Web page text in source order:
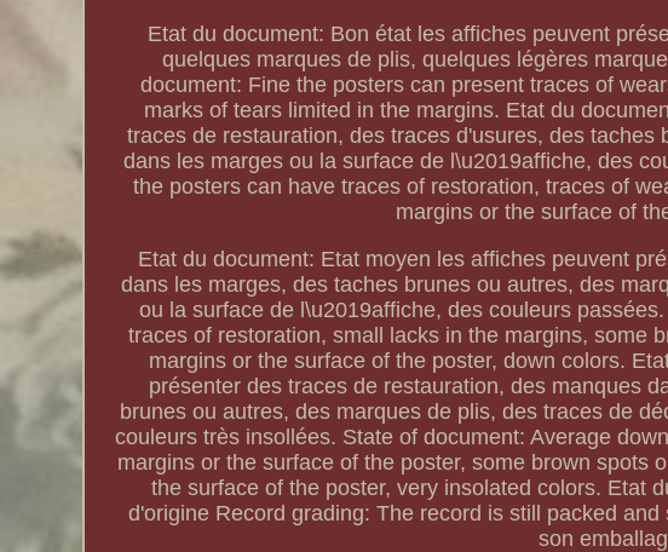
Etat du document: Bon état les affiches peuvent
quelques marques de plis, quelques légères
document: Fine the posters can present traces of
marks of tears limited in the margins. Etat du
traces de restauration, des traces d'usures, des
dans les marges ou la surface de l\u2019affiche, des
the posters can have traces of restoration, traces of
margins or the surface of
Etat du document: Etat moyen les affiches peuvent
dans les marges, des taches brunes ou autres, des
ou la surface de l\u2019affiche, des couleurs
traces of restoration, small lacks in the margins, some
margins or the surface of the poster, down colors.
présenter des traces de restauration, des manques
brunes ou autres, des marques de plis, des traces de
couleurs très insollées. State of document: Average
margins or the surface of the poster, some brown spots
the surface of the poster, very insolated colors. Etat
d'origine Record grading: The record is still packed
son